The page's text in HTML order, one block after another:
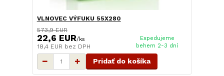
VLNOVEC VÝFUKU 55X280
573,9 EUR
22,6 EUR/ks
18,4 EUR bez DPH
Expedujeme
behem 2-3 dní
Pridať do košíka